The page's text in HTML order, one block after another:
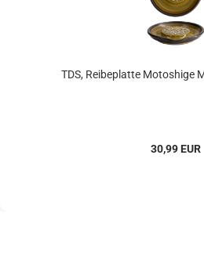
TDS, Reibeplatte Motoshige
30,99 EUR